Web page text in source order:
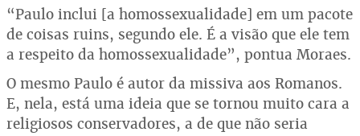
“Paulo inclui [a homossexualidade] em um pacote
de coisas ruins, segundo ele. É a visão que ele tem
a respeito da homossexualidade”, pontua Moraes.
O mesmo Paulo é autor da missiva aos Romanos.
E, nela, está uma ideia que se tornou muito cara a
religiosos conservadores, a de que não seria